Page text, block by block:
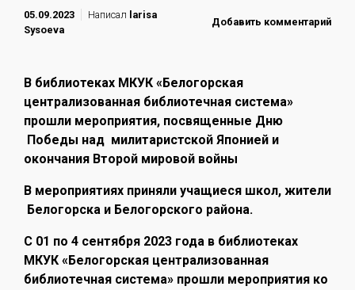
05.09.2023 Написал larisa
Sysoeva
Добавить комментарий
В библиотеках МКУК «Белогорская
централизованная библиотечная система»
прошли мероприятия, посвященные Дню
Победы над милитаристской Японией и
окончания Второй мировой войны
В мероприятиях приняли учащиеся школ, жители
Белогорска и Белогорского района.
С 01 по 4 сентября 2023 года в библиотеках
МКУК «Белогорская централизованная
библиотечная система» прошли мероприятия ко